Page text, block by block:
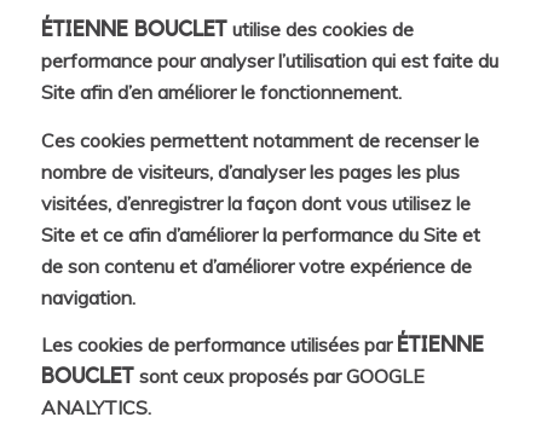
ÉTIENNE BOUCLET utilise des cookies de
performance pour analyser l’utilisation qui est faite du
Site afin d’en améliorer le fonctionnement.
Ces cookies permettent notamment de recenser le
nombre de visiteurs, d’analyser les pages les plus
visitées, d’enregistrer la façon dont vous utilisez le
Site et ce afin d’améliorer la performance du Site et
de son contenu et d’améliorer votre expérience de
navigation.
Les cookies de performance utilisées par ÉTIENNE
BOUCLET sont ceux proposés par GOOGLE
ANALYTICS.